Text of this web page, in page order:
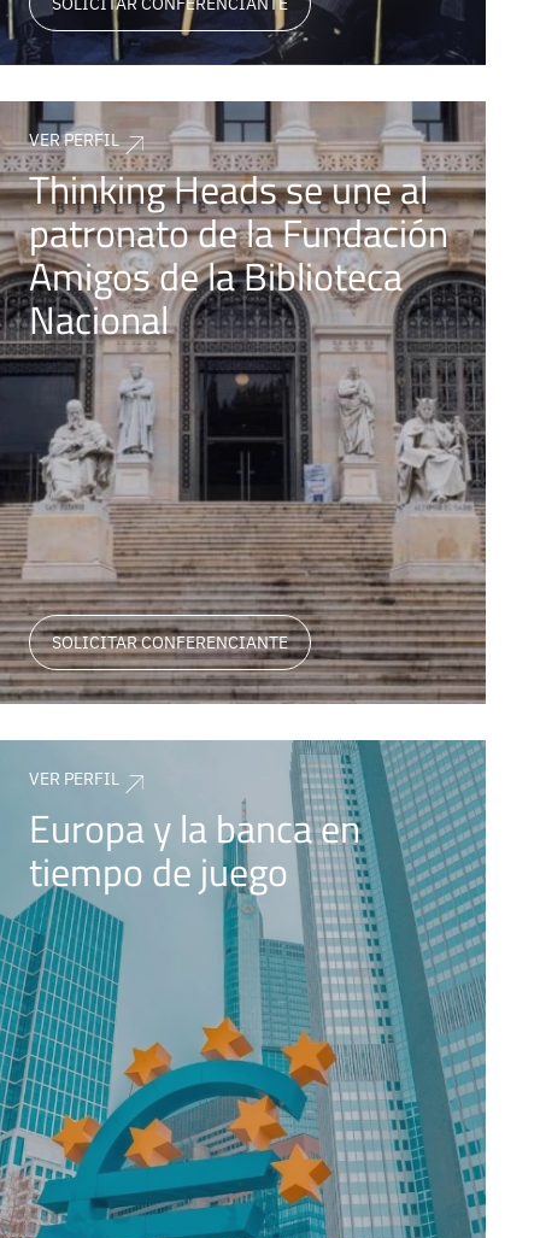
VER PERFIL
Thinking Heads se une al
patronato de la Fundación
Amigos de la Biblioteca
Nacional
SOLICITAR CONFERENCIANTE
VER PERFIL
Europa y la banca en
tiempo de juego